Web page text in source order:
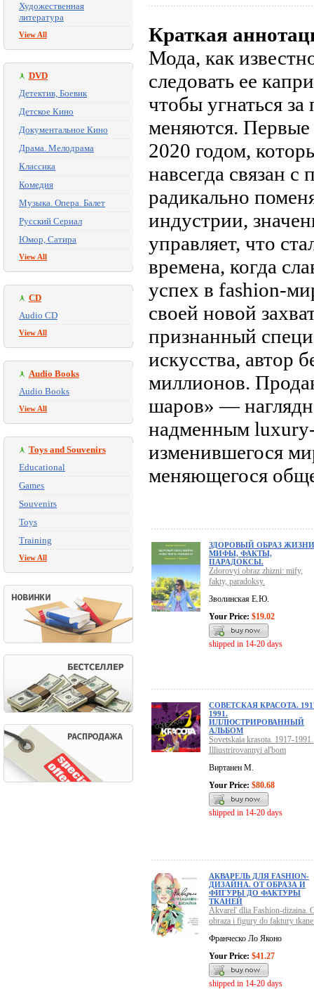
Художественная
литература
View All
DVD
Детектив, Боевик
Детское Кино
Документальное Кино
Драма. Мелодрама
Классика
Комедия
Музыка. Опера. Балет
Русский Сериал
Юмор, Сатира
View All
CD
Audio CD
View All
Audio Books
Audio Books
View All
Toys and Souvenirs
Educational
Games
Souvenirs
Toys
Training
View All
Краткая
Мода, как
следовать ее
чтобы угнаться
меняются. Первые
2020 годом,
навсегда связан
радикально
индустрии,
управляет, что
времена, когда
успех в fashion-
своей новой
признанный
искусства, автор
миллионов.
шаров» —
надменным luxury-
изменившегося
меняющегося
ЗДОРОВЫЙ ОБРАЗ
МИФЫ, ФАКТЫ,
ПАРАДОКСЫ.
Zdorovyi obraz zhizni: mify,
fakty, paradoksy.
Зволинская Е.Ю.
Your Price: $19.02
shipped in 14-20 days
СОВЕТСКАЯ КРАСОТА.
1991.
ИЛЛЮСТРИРОВАННЫЙ
АЛЬБОМ
Sovetskaia krasota. 1917-1991.
Illiustrirovannyi al'bom
Виртанен М.
Your Price: $80.68
shipped in 14-20 days
АКВАРЕЛЬ ДЛЯ FASHION-
ДИЗАЙНА. ОТ ОБРАЗА И
ФИГУРЫ ДО ФАКТУРЫ
ТКАНЕЙ
Akvarel' dlia Fashion-dizaina.
obraza i figury do faktury
Франческо Ло Яконо
Your Price: $41.27
shipped in 14-20 days